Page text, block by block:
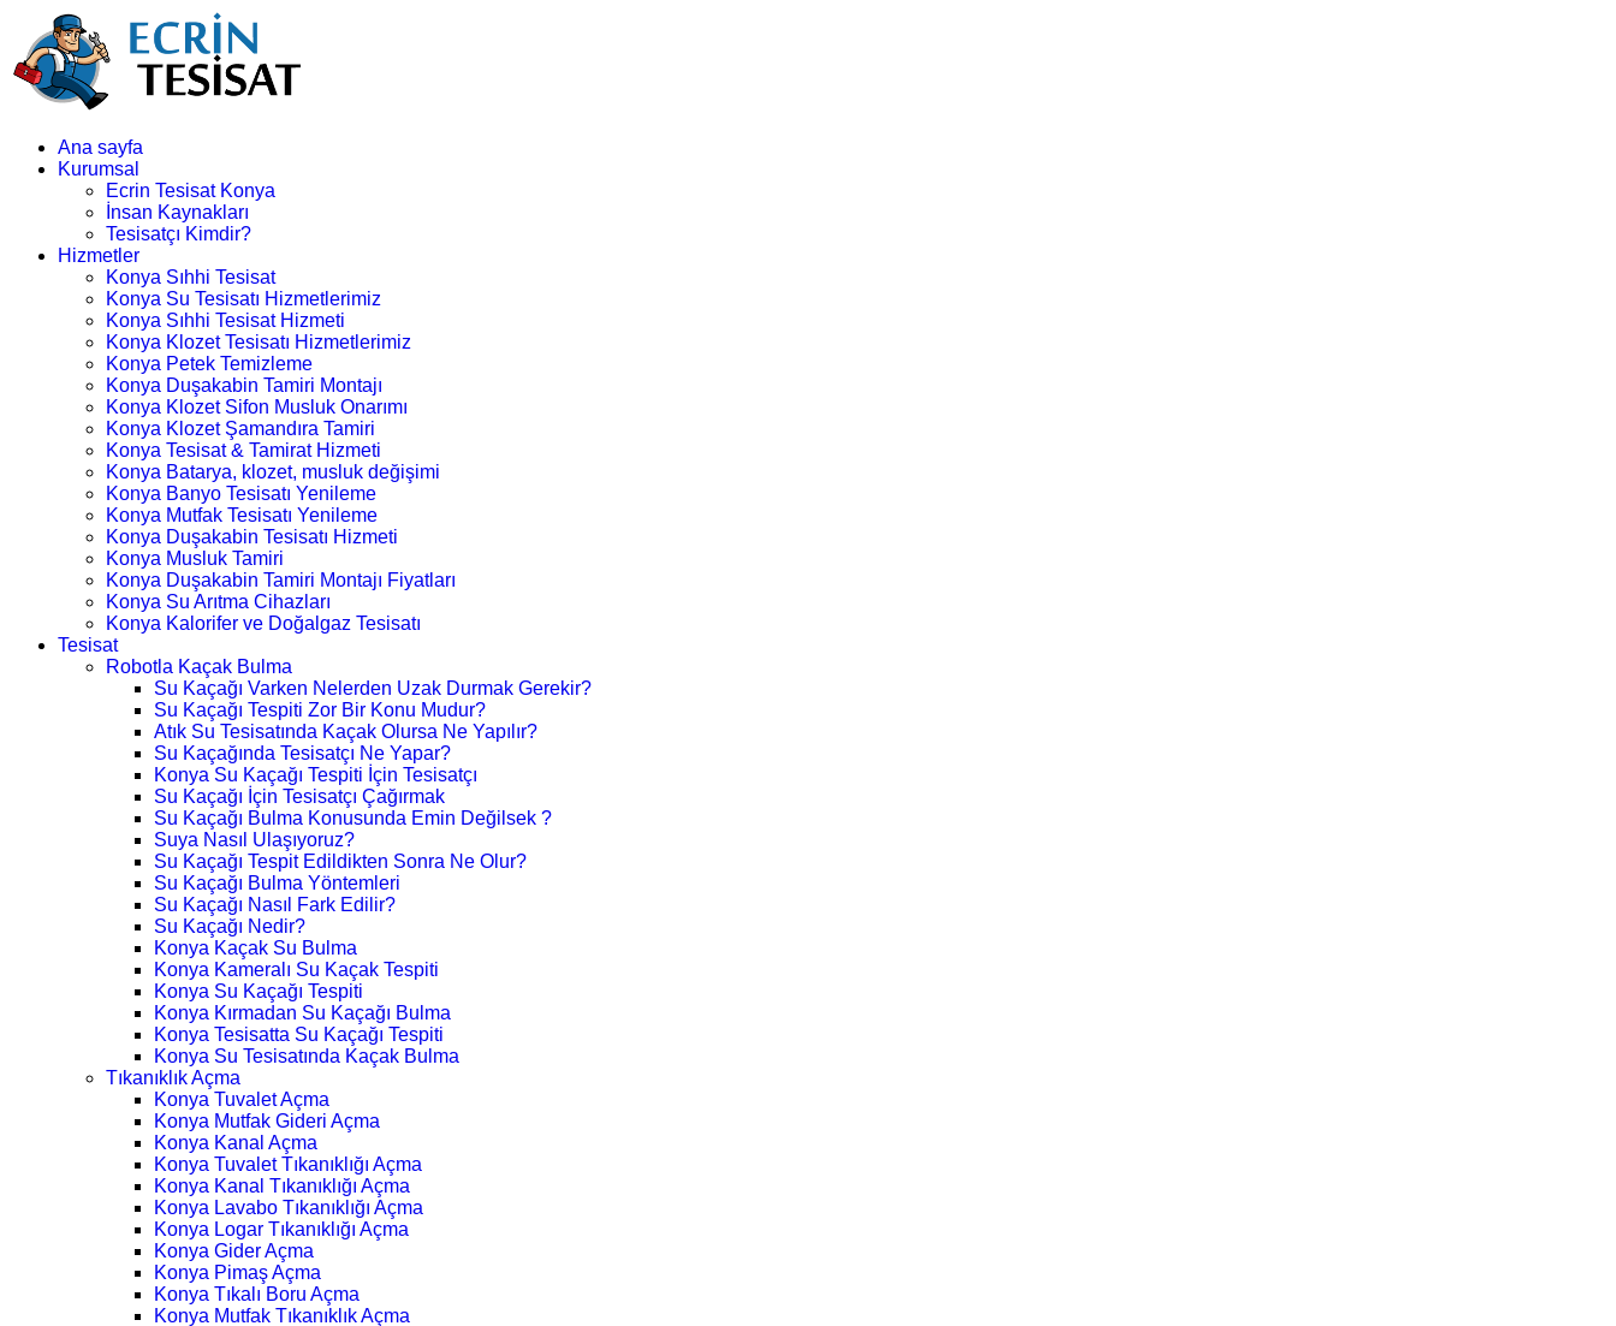
Ana sayfa
Kurumsal
Ecrin Tesisat Konya
İnsan Kaynakları
Tesisatçı Kimdir?
Hizmetler
Konya Sıhhi Tesisat
Konya Su Tesisatı Hizmetlerimiz
Konya Sıhhi Tesisat Hizmeti
Konya Klozet Tesisatı Hizmetlerimiz
Konya Petek Temizleme
Konya Duşakabin Tamiri Montajı
Konya Klozet Sifon Musluk Onarımı
Konya Klozet Şamandıra Tamiri
Konya Tesisat & Tamirat Hizmeti
Konya Batarya, klozet, musluk değişimi
Konya Banyo Tesisatı Yenileme
Konya Mutfak Tesisatı Yenileme
Konya Duşakabin Tesisatı Hizmeti
Konya Musluk Tamiri
Konya Duşakabin Tamiri Montajı Fiyatları
Konya Su Arıtma Cihazları
Konya Kalorifer ve Doğalgaz Tesisatı
Tesisat
Robotla Kaçak Bulma
Su Kaçağı Varken Nelerden Uzak Durmak Gerekir?
Su Kaçağı Tespiti Zor Bir Konu Mudur?
Atık Su Tesisatında Kaçak Olursa Ne Yapılır?
Su Kaçağında Tesisatçı Ne Yapar?
Konya Su Kaçağı Tespiti İçin Tesisatçı
Su Kaçağı İçin Tesisatçı Çağırmak
Su Kaçağı Bulma Konusunda Emin Değilsek ?
Suya Nasıl Ulaşıyoruz?
Su Kaçağı Tespit Edildikten Sonra Ne Olur?
Su Kaçağı Bulma Yöntemleri
Su Kaçağı Nasıl Fark Edilir?
Su Kaçağı Nedir?
Konya Kaçak Su Bulma
Konya Kameralı Su Kaçak Tespiti
Konya Su Kaçağı Tespiti
Konya Kırmadan Su Kaçağı Bulma
Konya Tesisatta Su Kaçağı Tespiti
Konya Su Tesisatında Kaçak Bulma
Tıkanıklık Açma
Konya Tuvalet Açma
Konya Mutfak Gideri Açma
Konya Kanal Açma
Konya Tuvalet Tıkanıklığı Açma
Konya Kanal Tıkanıklığı Açma
Konya Lavabo Tıkanıklığı Açma
Konya Logar Tıkanıklığı Açma
Konya Gider Açma
Konya Pimaş Açma
Konya Tıkalı Boru Açma
Konya Mutfak Tıkanıklık Açma